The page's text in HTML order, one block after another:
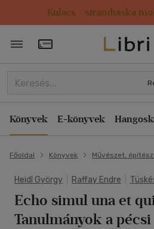
Kulacs / strandtáska
Törzsvásárlói Kártya
Könyvek E-könyvek
Főoldal Könyvek Művészet,
Heidl György Raffay Endre
Echo simul una et
Tanulmányok a pécsi